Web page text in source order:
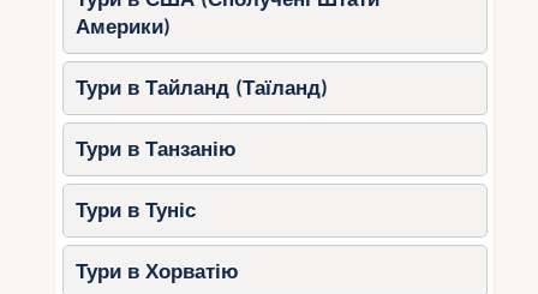
Ця легка стежка проходить історичним парком,
де можна побачити руїни перших голландських
поселень на острові.
Історичні пам’ятки.
Спокійні прогулянки вздовж берега.
Чудове місце для сімейного
відпочинку.
Америки)
Тури в Тайланд (Таїланд)
Тури в Танзанію
Тури в Туніс
Тури в Хорватію